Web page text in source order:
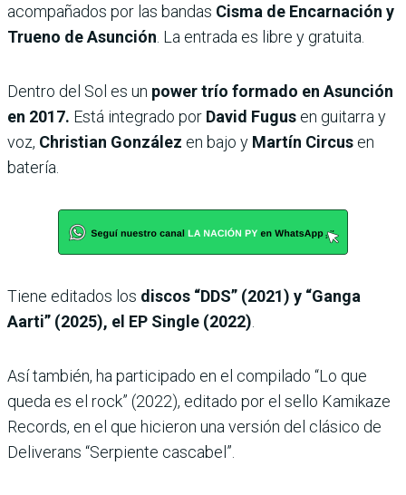
acompañados por las bandas Cisma de Encarnación y
Trueno de Asunción . La entrada es libre y gratuita.
Dentro del Sol es un power trío formado en Asunción
en 2017. Está integrado por David Fugus en guitarra y
voz, Christian González en bajo y Martín Circus en
batería.
Tiene editados los discos “DDS” (2021) y “Ganga
Aarti” (2025), el EP Single (2022)
Así también, ha participado en el compilado “Lo que
queda es el rock” (2022), editado por el sello Kamikaze
Records, en el que hicieron una versión del clásico de
Deliverans “Serpiente cascabel”.